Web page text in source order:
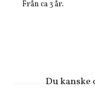
Från ca 3 år.